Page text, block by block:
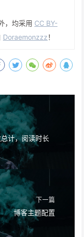
，均采用 CC BY-
Doraemonzzz！
计，阅读时长
下一篇
博客主题配置